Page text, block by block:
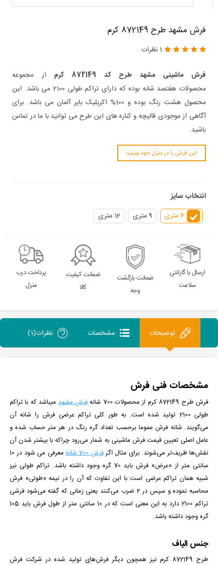
فرش مشهد طرح 872149 کرم
1 نظرات
فرش ماشینی مشهد طرح کد 872149 کرم
از مجموعه
محصولات هفتصد شانه بوده که دارای تراکم طولی 2100 می باشد. این
محصول هشت رنگ بوده و 100% اکریلیک بایر آلمان می باشد. برای
آگاهی از موجودی قالیچه و کناره های این طرح می توانید با ما در تماس
باشید.
این فرش را در منزل خود ببینید
انتخاب سایز
6 متری 9 متری 12 متری
ارسال با گارانتی
سلامت
ضمانت بازگشت
وجه
ضمانت کیفیت
کالا
پرداخت درب
منزل
توضیحات مشخصات نظرات(1)
مشخصات فنی فرش
فرش طرح 872149 کرم از محصولات 700 شانه فرش مشهدمی­باشد که با تراکم
طولی 2100 تولید شده است.
به طور کلی تراکم عرضی فرش را شانه آن
می‌گویند. شانه فرش عموما برحسب تعداد گره رنگ در هر متر حساب شده و
عامل اصلی تعیین قیمت فرش ماشینی به شمار می‌رود چراکه با بیشتر شدن آن
نقش‌ها ظریف‌تر می‌شوند. برای مثال اگرفرش 700 شانه
معرفی می شود در 10
سانتی متر از «عرض» فرش باید 70 گره وجود داشته باشد. تراکم طولی نیز
شبیه همان تراکم عرضی است با این تفاوت که آن را در نیمه «طولی» فرش
محاسبه نموده و سپس در 2 ضرب می‌کنند
یعنی زمانی که گفته می‌شود فرشی
تراکم 2100 دارد به این معنی است که در 10 سانتی متر از طول فرش باید 105
گره وجود داشته باشد.
جنس الیاف
طرح 872149 کرم
نیز همچون دیگر فرش‌های تولید شده در شرکت فرش